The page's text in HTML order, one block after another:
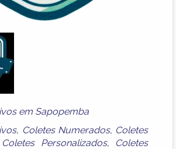
em Sapopemba
, Coletes Numerados, Coletes
Coletes Personalizados, Coletes